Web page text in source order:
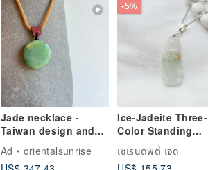
Jade necklace -
Taiwan design and
making
Ad
orientalsunrise
-5%
Ice-Jadeite Three-
Color Standing
Guanyin Pendant |
Natural Grade A
เซเรนดิพิตี้ เจด